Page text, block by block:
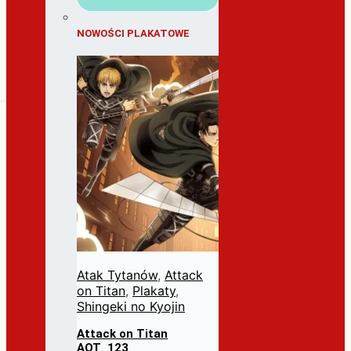
NOWOŚCI PLAKATOWE
Atak Tytanów, Attack
on Titan, Plakaty,
Shingeki no Kyojin
Attack on Titan
AOT_123